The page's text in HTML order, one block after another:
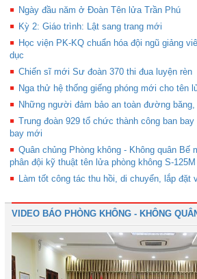
Ngày đầu năm ở Đoàn Tên lửa Trần Phú
Kỳ 2: Giáo trình: Lật sang trang mới
Học viện PK-KQ chuẩn hóa đội ngũ giảng
dục
Chiến sĩ mới Sư đoàn 370 thi đua luyện rèn
Nga thử hệ thống giếng phóng mới cho tên
Những người đảm bảo an toàn đường băng,
Trung đoàn 929 tổ chức thành công ban
bay mới
Quân chủng Phòng không - Không quân Bế
phân đội kỹ thuật tên lửa phòng không S-125M
Làm tốt công tác thu hồi, di chuyển, lắp đặt
VIDEO BÁO PHÒNG KHÔNG - KHÔNG